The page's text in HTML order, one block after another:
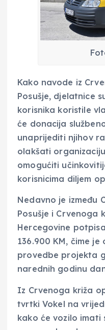
Kako navode iz
Posušje, djelatnice
korisnika koristile
će donacija
unaprijediti njihov
olakšati
omogućiti
korisnicima diljem
Nedavno je između
Posušje i Crvenoga
Hercegovine
136.900 KM, čime
provedbe projekta
narednih godinu
Iz Crvenoga križa
tvrtki Vokel na
kako će vozilo imati